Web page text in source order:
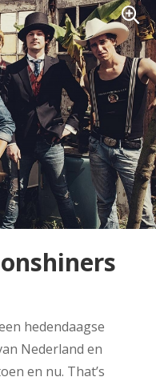
hedendaagse
Nederland en
en nu. That’s